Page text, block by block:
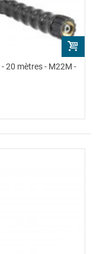
20 mètres - M22M -